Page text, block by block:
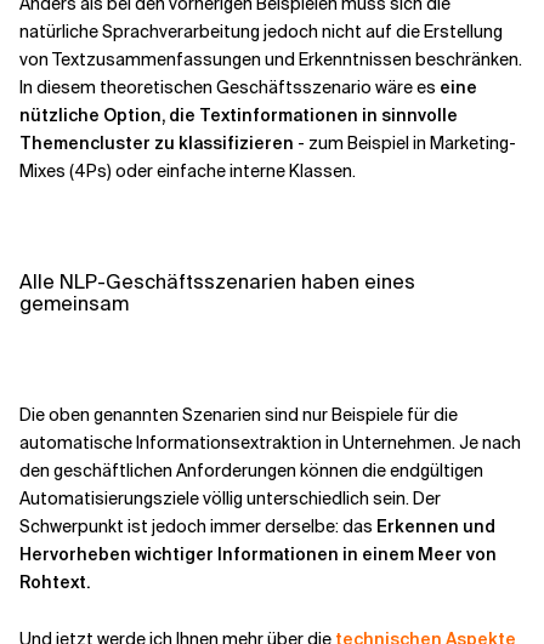
natürliche Sprachverarbeitung jedoch nicht auf die Erstellung
von Textzusammenfassungen und Erkenntnissen beschränken.
In diesem theoretischen Geschäftsszenario wäre es eine
nützliche Option, die Textinformationen in sinnvolle
Themencluster zu klassifizieren - zum Beispiel in Marketing-
Mixes (4Ps) oder einfache interne Klassen.
Alle NLP-Geschäftsszenarien haben eines
gemeinsam
Die oben genannten Szenarien sind nur Beispiele für die
automatische Informationsextraktion in Unternehmen. Je nach
den geschäftlichen Anforderungen können die endgültigen
Automatisierungsziele völlig unterschiedlich sein. Der
Schwerpunkt ist jedoch immer derselbe: das Erkennen und
Hervorheben wichtiger Informationen in einem Meer von
Rohtext.
Und jetzt werde ich Ihnen mehr über die technischen Aspekte